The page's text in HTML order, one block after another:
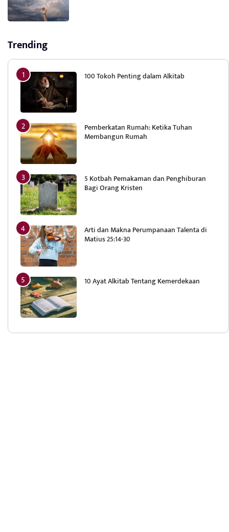
Trending
100 Tokoh Penting dalam Alkitab
Pemberkatan Rumah: Ketika Tuhan
Membangun Rumah
5 Kotbah Pemakaman dan Penghiburan
Bagi Orang Kristen
Arti dan Makna Perumpanaan Talenta di
Matius 25:14-30
10 Ayat Alkitab Tentang Kemerdekaan